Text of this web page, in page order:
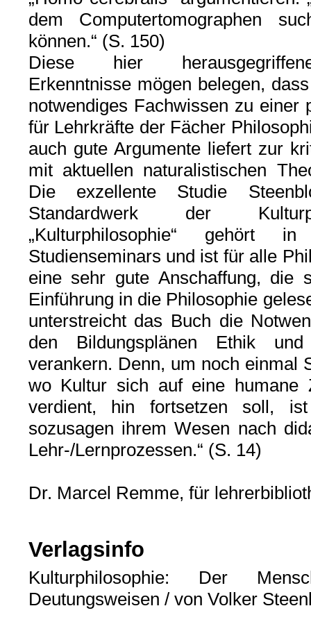
dem Computertomographen
können.“ (S. 150)
Diese hier
Erkenntnisse mögen belegen,
notwendiges Fachwissen zu einer
für Lehrkräfte der Fächer
auch gute Argumente liefert zur
mit aktuellen naturalistischen
Die exzellente Studie
Standardwerk der
„Kulturphilosophie“ gehört
Studienseminars und ist für alle
eine sehr gute Anschaffung, die
Einführung in die Philosophie
unterstreicht das Buch die
den Bildungsplänen Ethik
verankern. Denn, um noch einmal
wo Kultur sich auf eine humane
verdient, hin fortsetzen soll,
sozusagen ihrem Wesen nach
Lehr-/Lernprozessen.“ (S. 14)
Dr. Marcel Remme, für
Verlagsinfo
Kulturphilosophie: Der
Deutungsweisen / von Volker